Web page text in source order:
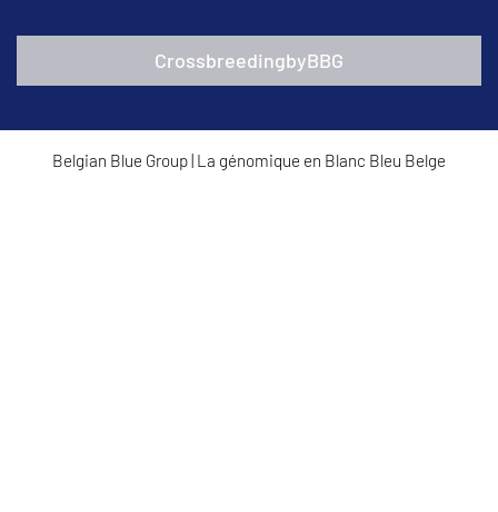
CrossbreedingbyBBG
Belgian Blue Group| La génomique en Blanc Bleu Belge